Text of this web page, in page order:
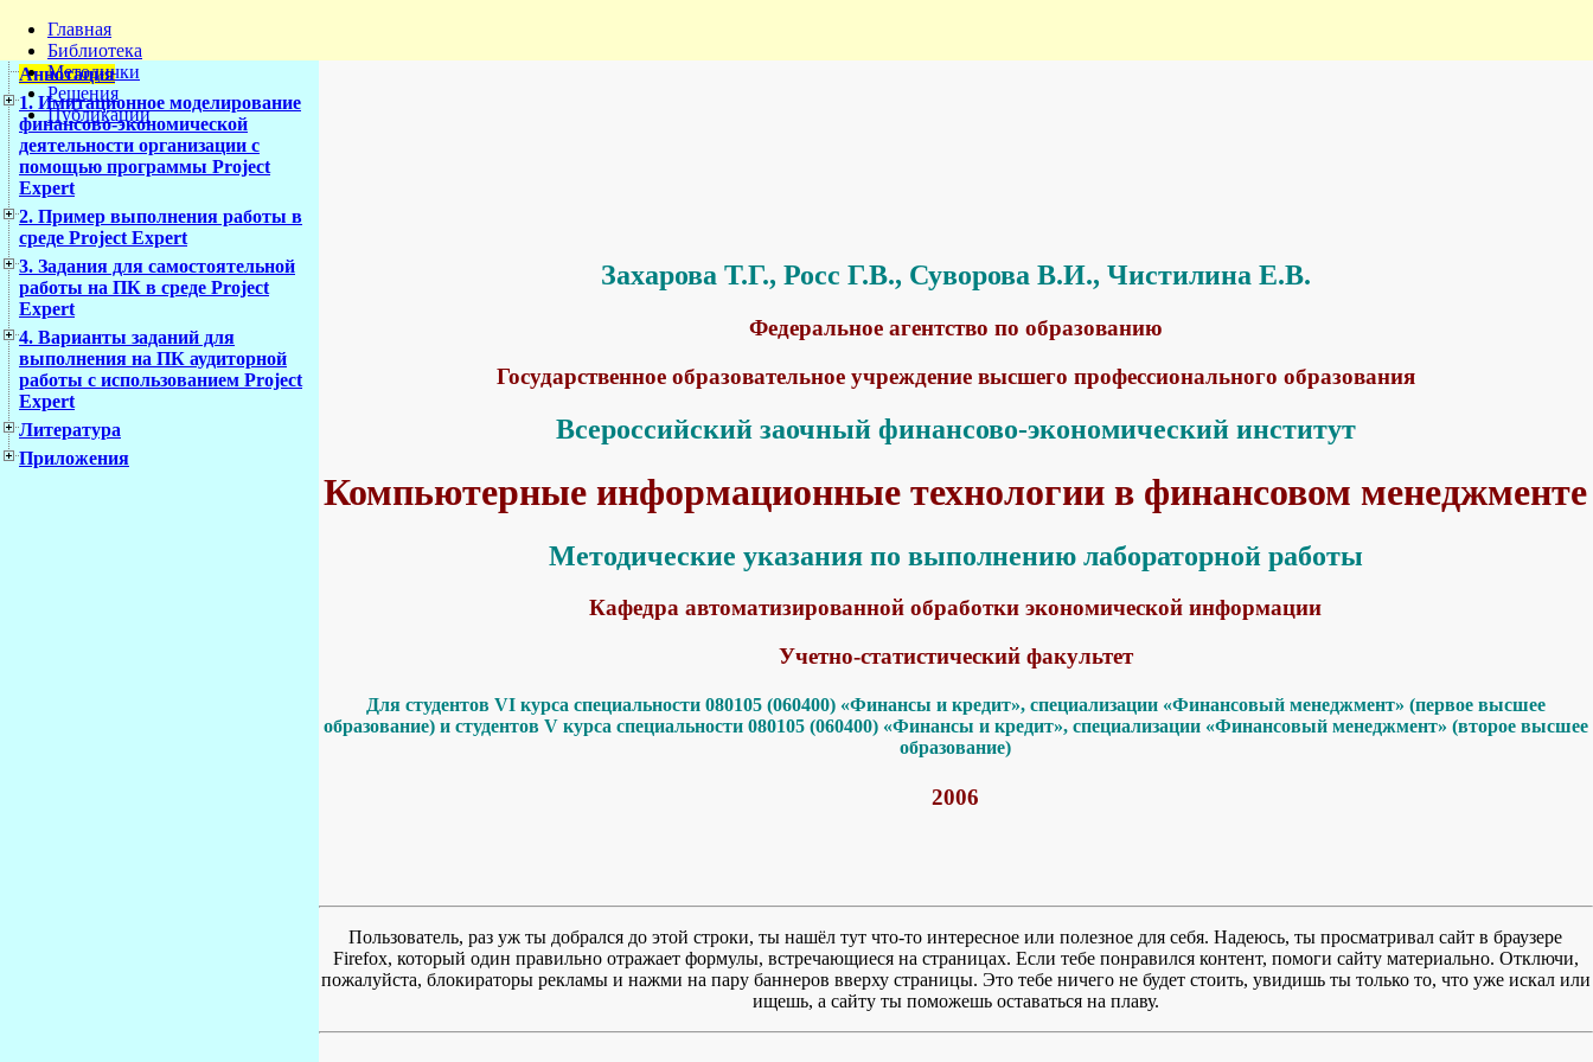
Главная
Библиотека
Методички
Решения
Публикации
Аннотация
1. Имитационное моделирование
финансово-экономической
деятельности организации с
помощью программы Project
Expert
2. Пример выполнения работы в
среде Project Expert
3. Задания для самостоятельной
работы на ПК в среде Project
Expert
4. Варианты заданий для
выполнения на ПК аудиторной
работы с использованием Project
Expert
Литература
Приложения
Захарова Т.Г., Росс Г.В., Суворова В.И., Чистилина Е.В.
Федеральное агентство по образованию
Государственное образовательное учреждение высшего профессионального образования
Всероссийский заочный финансово-экономический институт
Компьютерные информационные технологии в финансовом менеджменте
Методические указания по выполнению лабораторной работы
Кафедра автоматизированной обработки экономической информации
Учетно-статистический факультет
Для студентов VI курса специальности 080105 (060400) «Финансы и кредит», специализации «Финансовый менеджмент» (первое высшее
образование) и студентов V курса специальности 080105 (060400) «Финансы и кредит», специализации «Финансовый менеджмент» (второе высшее
образование)
2006
Пользователь, раз уж ты добрался до этой строки, ты нашёл тут что-то интересное или полезное для себя. Надеюсь, ты просматривал сайт в браузере
Firefox, который один правильно отражает формулы, встречающиеся на страницах. Если тебе понравился контент, помоги сайту материально. Отключи,
пожалуйста, блокираторы рекламы и нажми на пару баннеров вверху страницы. Это тебе ничего не будет стоить, увидишь ты только то, что уже искал или
ищешь, а сайту ты поможешь оставаться на плаву.